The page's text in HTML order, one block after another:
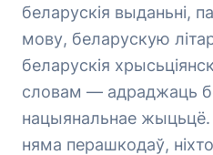
беларускія выданьні,
мову, беларускую
беларускія
словам — адраджаць
нацыянальнае
няма перашкодаў,